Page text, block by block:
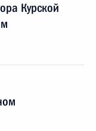
Курской